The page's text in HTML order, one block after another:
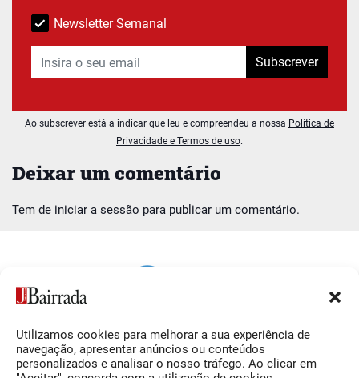
Utilizamos cookies para melhorar a sua experiência de
navegação, apresentar anúncios ou conteúdos
personalizados e analisar o nosso tráfego. Ao clicar em
Deixar um comentário
Tem de iniciar a sessão para publicar um comentário.
Newsletter Semanal
Subscrever
Ao subscrever está a indicar que leu e compreendeu a nossa Política de
Privacidade e Termos de uso.
Siga-nos
Facebook
O Jornal da Bairrada
Contactos